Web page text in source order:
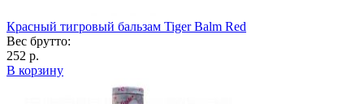
Красный тигровый бальзам Tiger Balm Red
Вес брутто:
252 р.
В корзину